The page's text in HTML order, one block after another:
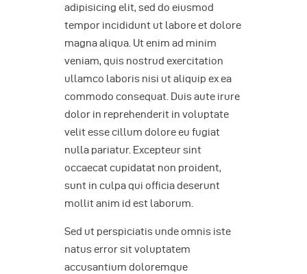
adipisicing elit, sed do eiusmod
tempor incididunt ut labore et dolore
magna aliqua. Ut enim ad minim
veniam, quis nostrud exercitation
ullamco laboris nisi ut aliquip ex ea
commodo consequat. Duis aute irure
dolor in reprehenderit in voluptate
velit esse cillum dolore eu fugiat
nulla pariatur. Excepteur sint
occaecat cupidatat non proident,
sunt in culpa qui officia deserunt
mollit anim id est laborum.
Sed ut perspiciatis unde omnis iste
natus error sit voluptatem
accusantium doloremque